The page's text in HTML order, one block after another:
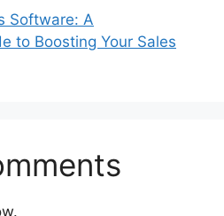
Software: A
to Boosting Your Sales